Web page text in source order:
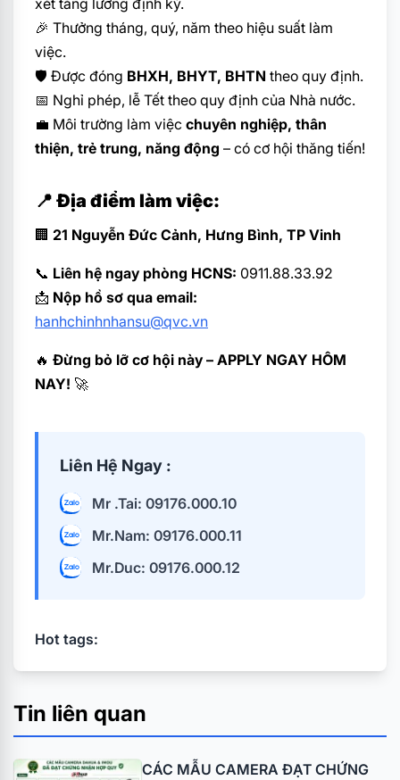
Tin liên quan
CÁC MẪU CAMERA ĐẠT CHỨNG
🎉 Thưởng tháng, quý, năm theo hiệu suất làm
việc.
🛡 Được đóng BHXH, BHYT, BHTN theo quy định.
📅 Nghỉ phép, lễ Tết theo quy định của Nhà nước.
💼 Môi trường làm việc chuyên nghiệp, thân
thiện, trẻ trung, năng động – có cơ hội thăng tiến!
📍 Địa điểm làm việc:
🏢 21 Nguyễn Đức Cảnh, Hưng Bình, TP Vinh
📞 Liên hệ ngay phòng HCNS: 0911.88.33.92
📩 Nộp hồ sơ qua email:
hanhchinhnhansu@qvc.vn
🔥 Đừng bỏ lỡ cơ hội này – APPLY NGAY HÔM
NAY! 🚀
Liên Hệ Ngay :
Mr .Tai: 09176.000.10
Mr.Nam: 09176.000.11
Mr.Duc: 09176.000.12
Hot tags: